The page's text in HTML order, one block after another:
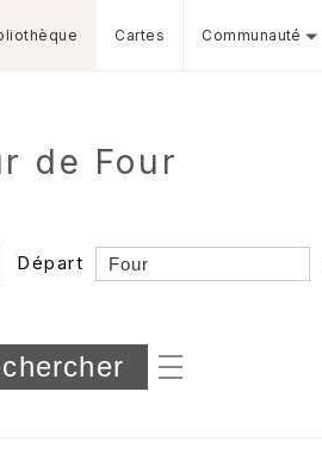
Cartes Communauté
de Four
Départ
dossiers